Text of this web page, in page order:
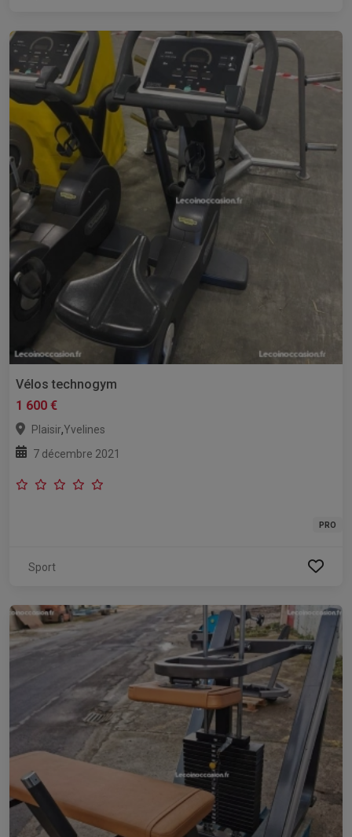
Vélos technogym
1 600 €
Plaisir,Yvelines
7 décembre 2021
PRO
Sport